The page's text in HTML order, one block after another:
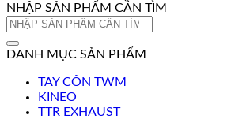
NHẬP SẢN PHẨM CẦN TÌM
Tìm
DANH MỤC SẢN PHẨM
TAY CÔN TWM
KINEO
TTR EXHAUST